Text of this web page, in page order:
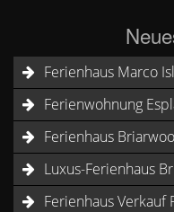
Ferienhaus Marco
Ferienwohnung
Ferienhaus
Luxus-Ferienhaus
Ferienhaus Verkauf